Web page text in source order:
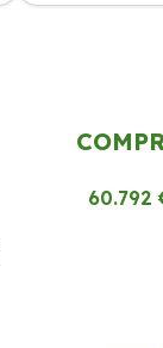
60.792